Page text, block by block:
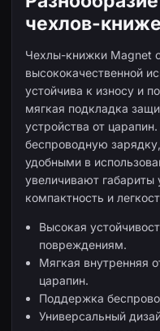
чехлов-
Чехлы-книжки Magnet
высококачественной
устойчива к износу и
мягкая подкладка
устройства от
беспроводную
удобными в
увеличивают габариты
компактность и
Высокая
повреждениям.
Мягкая внутренняя
царапин.
Поддержка
Универсальный